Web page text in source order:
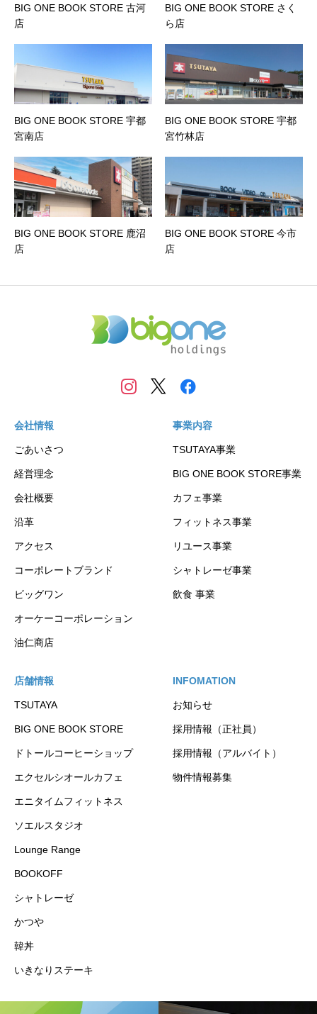
BIG ONE BOOK STORE 古河
店
BIG ONE BOOK STORE さく
ら店
BIG ONE BOOK STORE 宇都
宮南店
BIG ONE BOOK STORE 宇都
宮竹林店
BIG ONE BOOK STORE 鹿沼
店
BIG ONE BOOK STORE 今市
店
会社情報
ごあいさつ
経営理念
会社概要
沿革
アクセス
コーポレートブランド
ビッグワン
オーケーコーポレーション
油仁商店
事業内容
TSUTAYA事業
BIG ONE BOOK STORE事業
カフェ事業
フィットネス事業
リユース事業
シャトレーゼ事業
飲食 事業
店舗情報
TSUTAYA
BIG ONE BOOK STORE
ドトールコーヒーショップ
エクセルシオールカフェ
エニタイムフィットネス
ソエルスタジオ
Lounge Range
BOOKOFF
シャトレーゼ
かつや
韓丼
いきなりステーキ
INFOMATION
お知らせ
採用情報（正社員）
採用情報（アルバイト）
物件情報募集